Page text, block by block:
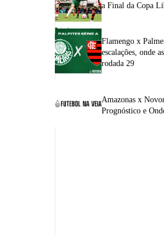
a Final da Copa
Flamengo x
escalações, onde
rodada 29
Amazonas x
Prognóstico e